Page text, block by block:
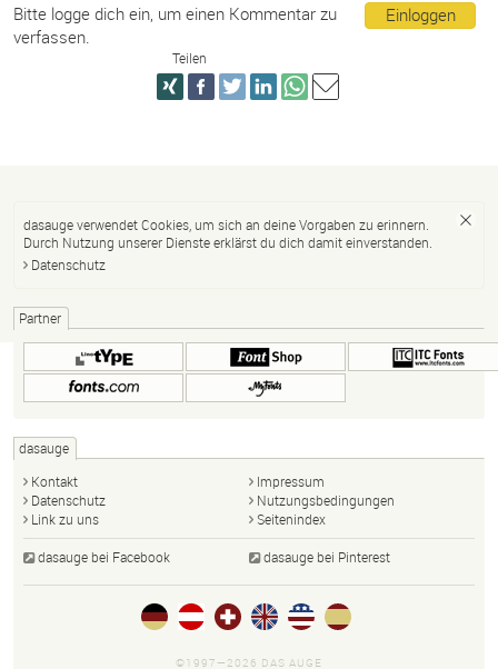
Einloggen
Bitte logge dich ein, um einen Kommentar zu
verfassen.
Teilen
dasauge verwendet Cookies, um sich an deine Vorgaben zu erinnern.
Durch Nutzung unserer Dienste erklärst du dich damit einverstanden.
Datenschutz
Partner
dasauge
Kontakt
Impressum
Datenschutz
Nutzungsbedingungen
Link zu uns
Seitenindex
dasauge bei Facebook dasauge bei Pinterest
©1997—2026 DAS AUGE